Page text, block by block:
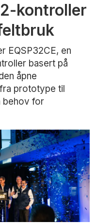
kontroller
EQSP32CE, en
basert på
åpne
prototype til
behov for